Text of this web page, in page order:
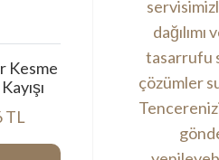
Kesme
TL